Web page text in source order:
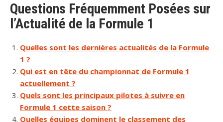
Questions Fréquemment Posées sur
l’Actualité de la Formule 1
Quelles sont les dernières actualités de la Formule
1 ?
Qui est en tête du championnat de Formule 1
actuellement ?
Quels sont les principaux pilotes à suivre en
Formule 1 cette saison ?
Quelles équipes dominent le classement des